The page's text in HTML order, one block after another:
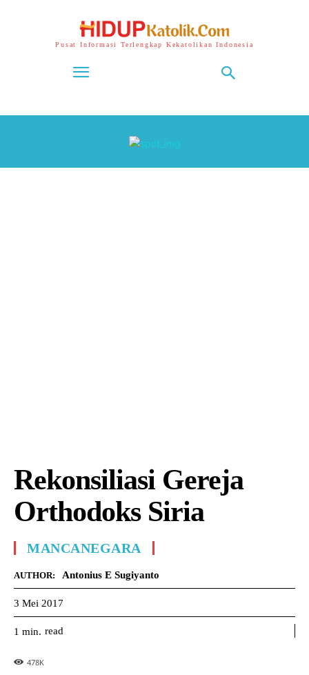
Pusat Informasi Terlengkap Kekatolikan Indonesia
Rekonsiliasi Gereja
Orthodoks Siria
MANCANEGARA
AUTHOR: Antonius E Sugiyanto
3 Mei 2017
1 min. read
478K